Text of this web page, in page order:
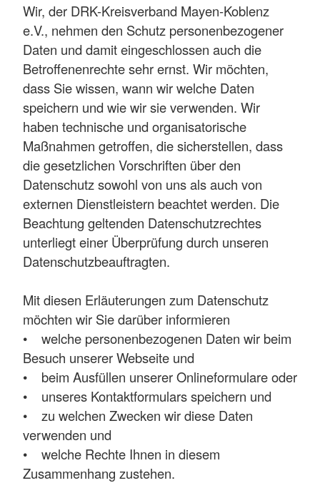
Wir, der DRK-Kreisverband Mayen-Koblenz
e.V., nehmen den Schutz personenbezogener
Daten und damit eingeschlossen auch die
Betroffenenrechte sehr ernst. Wir möchten,
dass Sie wissen, wann wir welche Daten
speichern und wie wir sie verwenden. Wir
haben technische und organisatorische
Maßnahmen getroffen, die sicherstellen, dass
die gesetzlichen Vorschriften über den
Datenschutz sowohl von uns als auch von
externen Dienstleistern beachtet werden. Die
Beachtung geltenden Datenschutzrechtes
unterliegt einer Überprüfung durch unseren
Datenschutzbeauftragten.
Mit diesen Erläuterungen zum Datenschutz
möchten wir Sie darüber informieren
• welche personenbezogenen Daten wir beim
Besuch unserer Webseite und
• beim Ausfüllen unserer Onlineformulare oder
• unseres Kontaktformulars speichern und
• zu welchen Zwecken wir diese Daten
verwenden und
• welche Rechte Ihnen in diesem
Zusammenhang zustehen.